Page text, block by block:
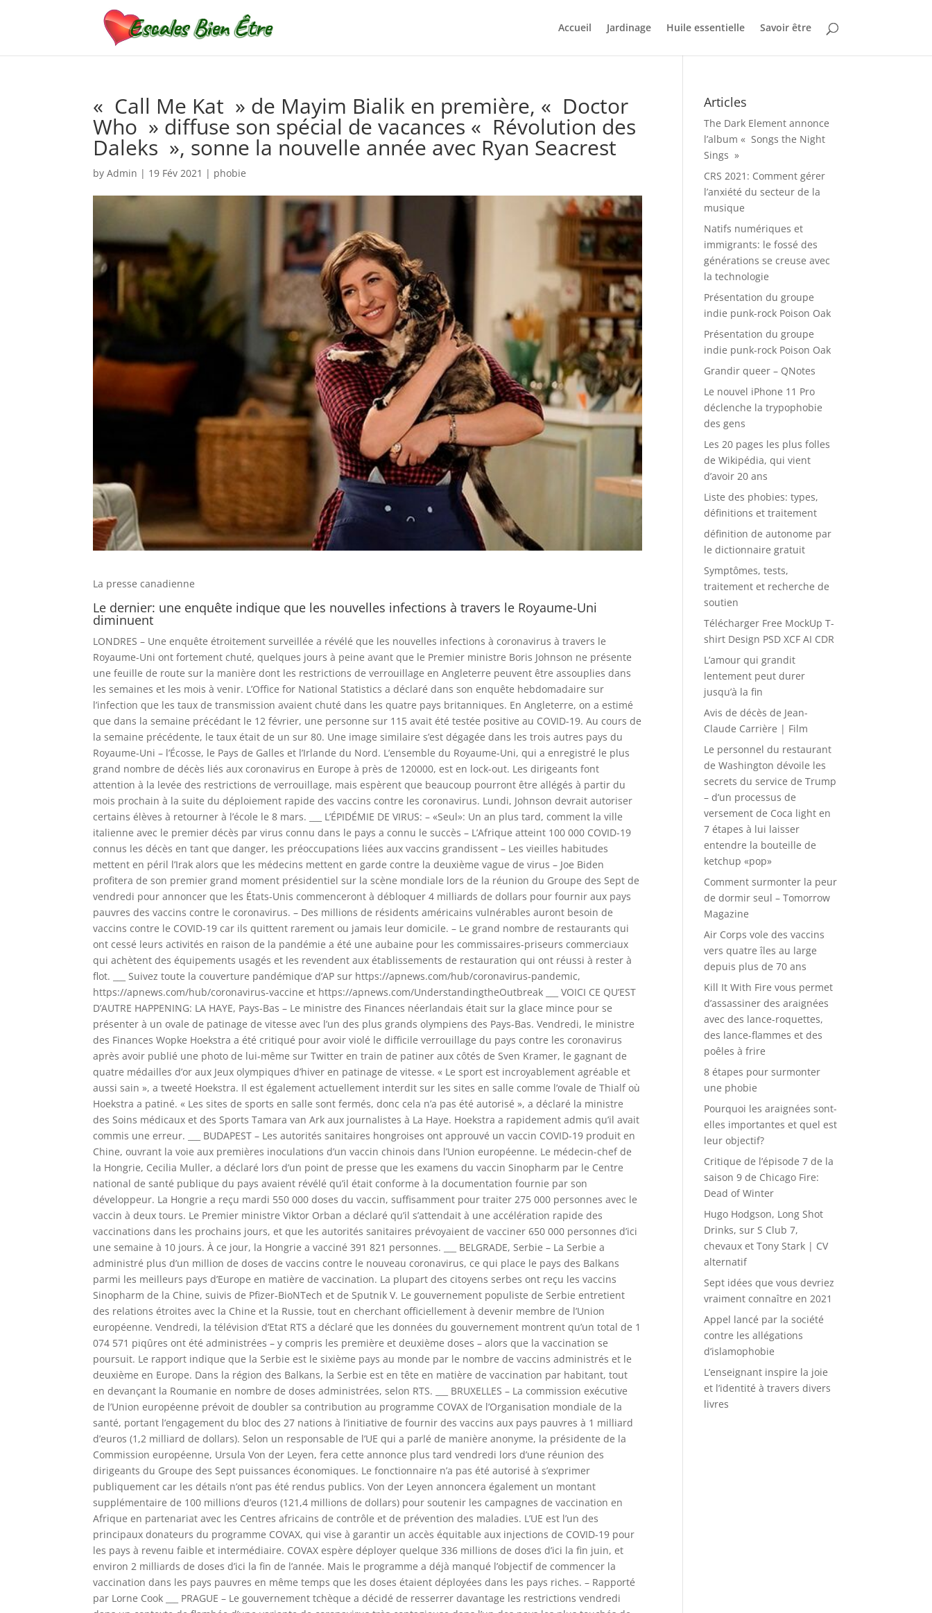
Accueil Jardinage Huile essentielle Savoir être
« Call Me Kat » de Mayim Bialik en première, « Doctor
Who » diffuse son spécial de vacances « Révolution des
Daleks », sonne la nouvelle année avec Ryan Seacrest
byAdmin | 19 Fév 2021 | phobie
La presse canadienne
Le dernier: une enquête indique que les nouvelles infections à travers le Royaume-Uni
diminuent
LONDRES – Une enquête étroitement surveillée a révélé que les nouvelles infections à coronavirus à travers le Royaume-Uni ont fortement chuté, quelques jours à peine avant que le Premier ministre Boris Johnson ne présente une feuille de route sur la manière dont les restrictions de verrouillage en Angleterre peuvent être assouplies dans les semaines et les mois à venir. L’Office for National Statistics a déclaré dans son enquête hebdomadaire sur l’infection que les taux de transmission avaient chuté dans les quatre pays britanniques. En Angleterre, on a estimé que dans la semaine précédant le 12 février, une personne sur 115 avait été testée positive au COVID-19. Au cours de la semaine précédente, le taux était de un sur 80. Une image similaire s’est dégagée dans les trois autres pays du Royaume-Uni – l’Écosse, le Pays de Galles et l’Irlande du Nord. L’ensemble du Royaume-Uni, qui a enregistré le plus grand nombre de décès liés aux coronavirus en Europe à près de 120000, est en lock-out. Les dirigeants font attention à la levée des restrictions de verrouillage, mais espèrent que beaucoup pourront être allégés à partir du mois prochain à la suite du déploiement rapide des vaccins contre les coronavirus. Lundi, Johnson devrait autoriser certains élèves à retourner à l’école le 8 mars. ___ L’ÉPIDÉMIE DE VIRUS: – «Seul»: Un an plus tard, comment la ville italienne avec le premier décès par virus connu dans le pays a connu le succès – L’Afrique atteint 100 000 COVID-19 connus les décès en tant que danger, les préoccupations liées aux vaccins grandissent – Les vieilles habitudes mettent en péril l’Irak alors que les médecins mettent en garde contre la deuxième vague de virus – Joe Biden profitera de son premier grand moment présidentiel sur la scène mondiale lors de la réunion du Groupe des Sept de vendredi pour annoncer que les États-Unis commenceront à débloquer 4 milliards de dollars pour fournir aux pays pauvres des vaccins contre le coronavirus. – Des millions de résidents américains vulnérables auront besoin de vaccins contre le COVID-19 car ils quittent rarement ou jamais leur domicile. – Le grand nombre de restaurants qui ont cessé leurs activités en raison de la pandémie a été une aubaine pour les commissaires-priseurs commerciaux qui achètent des équipements usagés et les revendent aux établissements de restauration qui ont réussi à rester à flot. ___ Suivez toute la couverture pandémique d’AP sur https://apnews.com/hub/coronavirus-pandemic, https://apnews.com/hub/coronavirus-vaccine et https://apnews.com/UnderstandingtheOutbreak ___ VOICI CE QU’EST D’AUTRE HAPPENING: LA HAYE, Pays-Bas – Le ministre des Finances néerlandais était sur la glace mince pour se présenter à un ovale de patinage de vitesse avec l’un des plus grands olympiens des Pays-Bas. Vendredi, le ministre des Finances Wopke Hoekstra a été critiqué pour avoir violé le difficile verrouillage du pays contre les coronavirus après avoir publié une photo de lui-même sur Twitter en train de patiner aux côtés de Sven Kramer, le gagnant de quatre médailles d’or aux Jeux olympiques d’hiver en patinage de vitesse. « Le sport est incroyablement agréable et aussi sain », a tweeté Hoekstra. Il est également actuellement interdit sur les sites en salle comme l’ovale de Thialf où Hoekstra a patiné. « Les sites de sports en salle sont fermés, donc cela n’a pas été autorisé », a déclaré la ministre des Soins médicaux et des Sports Tamara van Ark aux journalistes à La Haye. Hoekstra a rapidement admis qu’il avait commis une erreur. ___ BUDAPEST – Les autorités sanitaires hongroises ont approuvé un vaccin COVID-19 produit en Chine, ouvrant la voie aux premières inoculations d’un vaccin chinois dans l’Union européenne. Le médecin-chef de la Hongrie, Cecilia Muller, a déclaré lors d’un point de presse que les examens du vaccin Sinopharm par le Centre national de santé publique du pays avaient révélé qu’il était conforme à la documentation fournie par son développeur. La Hongrie a reçu mardi 550 000 doses du vaccin, suffisamment pour traiter 275 000 personnes avec le vaccin à deux tours. Le Premier ministre Viktor Orban a déclaré qu’il s’attendait à une accélération rapide des vaccinations dans les prochains jours, et que les autorités sanitaires prévoyaient de vacciner 650 000 personnes d’ici une semaine à 10 jours. À ce jour, la Hongrie a vacciné 391 821 personnes. ___ BELGRADE, Serbie – La Serbie a administré plus d’un million de doses de vaccins contre le nouveau coronavirus, ce qui place le pays des Balkans parmi les meilleurs pays d’Europe en matière de vaccination. La plupart des citoyens serbes ont reçu les vaccins Sinopharm de la Chine, suivis de Pfizer-BioNTech et de Sputnik V. Le gouvernement populiste de Serbie entretient des relations étroites avec la Chine et la Russie, tout en cherchant officiellement à devenir membre de l’Union européenne. Vendredi, la télévision d’Etat RTS a déclaré que les données du gouvernement montrent qu’un total de 1 074 571 piqûres ont été administrées – y compris les première et deuxième doses – alors que la vaccination se poursuit. Le rapport indique que la Serbie est le sixième pays au monde par le nombre de vaccins administrés et le deuxième en Europe. Dans la région des Balkans, la Serbie est en tête en matière de vaccination par habitant, tout en devançant la Roumanie en nombre de doses administrées, selon RTS. ___ BRUXELLES – La commission exécutive de l’Union européenne prévoit de doubler sa contribution au programme COVAX de l’Organisation mondiale de la santé, portant l’engagement du bloc des 27 nations à l’initiative de fournir des vaccins aux pays pauvres à 1 milliard d’euros (1,2 milliard de dollars). Selon un responsable de l’UE qui a parlé de manière anonyme, la présidente de la Commission européenne, Ursula Von der Leyen, fera cette annonce plus tard vendredi lors d’une réunion des dirigeants du Groupe des Sept puissances économiques. Le fonctionnaire n’a pas été autorisé à s’exprimer publiquement car les détails n’ont pas été rendus publics. Von der Leyen annoncera également un montant supplémentaire de 100 millions d’euros (121,4 millions de dollars) pour soutenir les campagnes de vaccination en Afrique en partenariat avec les Centres africains de contrôle et de prévention des maladies. L’UE est l’un des principaux donateurs du programme COVAX, qui vise à garantir un accès équitable aux injections de COVID-19 pour les pays à revenu faible et intermédiaire. COVAX espère déployer quelque 336 millions de doses d’ici la fin juin, et environ 2 milliards de doses d’ici la fin de l’année. Mais le programme a déjà manqué l’objectif de commencer la vaccination dans les pays pauvres en même temps que les doses étaient déployées dans les pays riches. – Rapporté par Lorne Cook ___ PRAGUE – Le gouvernement tchèque a décidé de resserrer davantage les restrictions vendredi dans un contexte de flambée d’une variante de coronavirus très contagieuse dans l’un des pays les plus touchés de l’Union européenne. Dans le même temps, l’aggravation de la situation a contraint le Cabinet à abandonner son projet de rouvrir tous les magasins dès la semaine prochaine. Le ministre de la Santé, Jan Blatny, a déclaré que les résidents devront porter une meilleure protection qu’un simple masque facial dans des endroits comme les magasins, les transports en commun et les hôpitaux où un grand nombre de personnes se rassemblent. Blatny a déclaré qu’un respirateur et un masque en nanomatériaux ou deux masques chirurgicaux seraient nécessaires et que les masques textiles faits maison ne seraient pas considérés comme suffisants. « Nous avons convenu qu’il est nécessaire de faire tout ce que nous pouvons pour empêcher la propagation de l’infection », a déclaré Blatny. La République tchèque fait face à une poussée d’une variante de coronavirus à propagation rapide découverte pour la première fois en Grande-Bretagne que les scientifiques pensent être plus mortelle que le virus d’origine. Les trois pays les plus touchés, situés à la frontière avec l’Allemagne et la Pologne, sont sous un verrouillage complet. ___ NAIROBI, Kenya – Un groupe de travail créé par l’Union africaine et travaillant pour sécuriser les vaccins COVID-19 a déclaré que la Russie avait offert 300 millions de doses du vaccin Spoutnik V du pays. Le directeur des Centres africains pour le contrôle et la prévention des maladies, John Nkengasong, a déclaré vendredi dans un communiqué que l’organisme est «extrêmement fier» d’offrir les doses aux 54 pays d’Afrique. Le communiqué indique que les doses de Spoutnik V seront disponibles en mai. L’UA avait auparavant obtenu 270 millions de doses d’AstraZeneca, Pfizer et Johnson & Johnson. Alors que le continent africain continue d’attendre les livraisons de vaccins de l’initiative mondiale COVAX, le CDC africain a encouragé la recherche de doses provenant d’accords bilatéraux et d’autres sources. Le continent africain a à peine vu arriver un grand nombre de doses. Les responsables de la santé ont parlé des tensions et des inégalités croissantes avec les pays plus riches qui ont stocké des vaccins. L’objectif est de vacciner au plus vite 60% de la population du continent africain pour obtenir l’immunité collective. Les responsables disent que prendre trop de temps pourrait signifier que le COVID-19 deviendra endémique dans certaines parties du continent de 1,3 milliard d’habitants. ___ HONG KONG – Le chinois Sinovac a livré vendredi soir 1 million de doses de son vaccin COVID-19 CoronaVac à Hong Kong. Les responsables gouvernementaux ont approuvé jeudi le vaccin à deux doses de Sinovac. La ville semi-autonome s’appuie sur trois vaccins et a acheté 22,5 millions de doses au total. Les groupes prioritaires comprennent les travailleurs de la santé et ceux de plus de 60 ans, ainsi que les travailleurs essentiels. Les rendez-vous en ligne débuteront mardi. La ville attend également 1 million de
Articles
The Dark Element annonce
l’album « Songs the Night
Sings »
CRS 2021: Comment gérer
l’anxiété du secteur de la
musique
Natifs numériques et
immigrants: le fossé des
générations se creuse avec
la technologie
Présentation du groupe
indie punk-rock Poison Oak
Présentation du groupe
indie punk-rock Poison Oak
Grandir queer – QNotes
Le nouvel iPhone 11 Pro
déclenche la trypophobie
des gens
Les 20 pages les plus folles
de Wikipédia, qui vient
d’avoir 20 ans
Liste des phobies: types,
définitions et traitement
définition de autonome par
le dictionnaire gratuit
Symptômes, tests,
traitement et recherche de
soutien
Télécharger Free MockUp T-
shirt Design PSD XCF AI CDR
L’amour qui grandit
lentement peut durer
jusqu’à la fin
Avis de décès de Jean-
Claude Carrière | Film
Le personnel du restaurant
de Washington dévoile les
secrets du service de Trump
– d’un processus de
versement de Coca light en
7 étapes à lui laisser
entendre la bouteille de
ketchup «pop»
Comment surmonter la peur
de dormir seul – Tomorrow
Magazine
Air Corps vole des vaccins
vers quatre îles au large
depuis plus de 70 ans
Kill It With Fire vous permet
d’assassiner des araignées
avec des lance-roquettes,
des lance-flammes et des
poêles à frire
8 étapes pour surmonter
une phobie
Pourquoi les araignées sont-
elles importantes et quel est
leur objectif?
Critique de l’épisode 7 de la
saison 9 de Chicago Fire:
Dead of Winter
Hugo Hodgson, Long Shot
Drinks, sur S Club 7,
chevaux et Tony Stark | CV
alternatif
Sept idées que vous devriez
vraiment connaître en 2021
Appel lancé par la société
contre les allégations
d’islamophobie
L’enseignant inspire la joie
et l’identité à travers divers
livres